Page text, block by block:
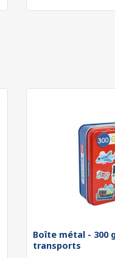
Boîte métal - 300
transports